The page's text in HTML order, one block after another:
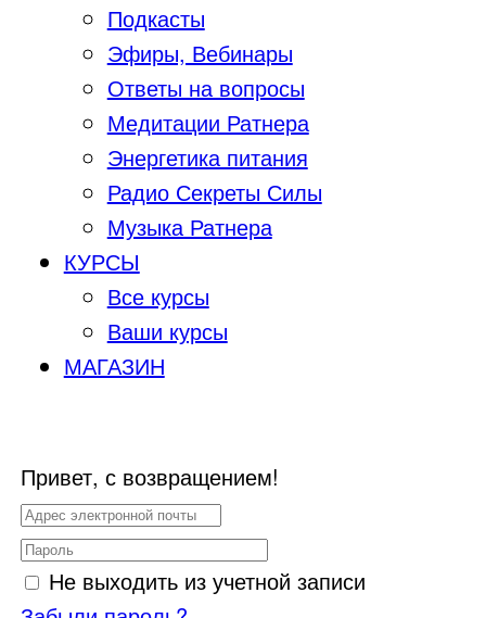
Подкасты
Эфиры, Вебинары
Ответы на вопросы
Медитации Ратнера
Энергетика питания
Радио Секреты Силы
Музыка Ратнера
КУРСЫ
Все курсы
Ваши курсы
МАГАЗИН
Привет, с возвращением!
Не выходить из учетной записи